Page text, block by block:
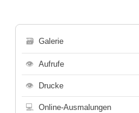
🗃 Galerie
👁 Aufrufe
👁 Drucke
💻 Online-Ausmalungen